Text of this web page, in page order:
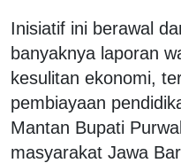
Inisiatif ini berawal
banyaknya laporan
kesulitan ekonomi,
pembiayaan
Mantan Bupati
masyarakat Jawa